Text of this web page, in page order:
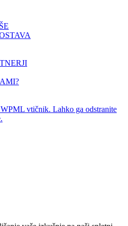
vtičnik. Lahko ga odstranite